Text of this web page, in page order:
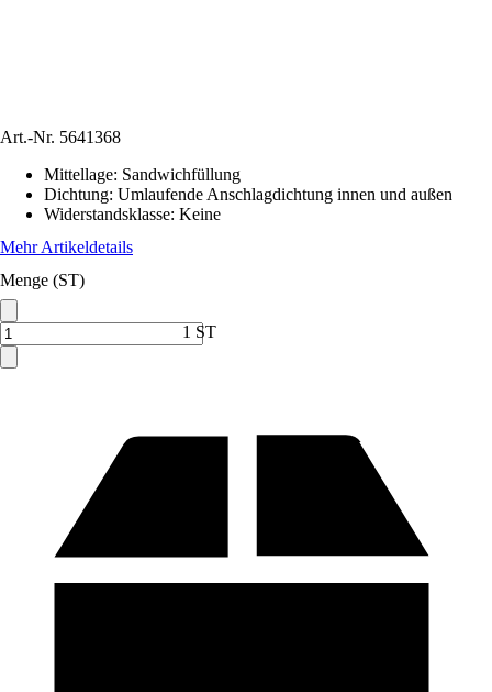
Art.-Nr. 5641368
Mittellage: Sandwichfüllung
Dichtung: Umlaufende Anschlagdichtung innen und außen
Widerstandsklasse: Keine
Mehr Artikeldetails
Menge (ST)
1 ST